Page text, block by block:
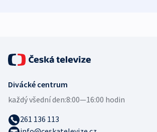
Divácké centrum
každý všední den:8:00—16:00 hodin
261 136 113